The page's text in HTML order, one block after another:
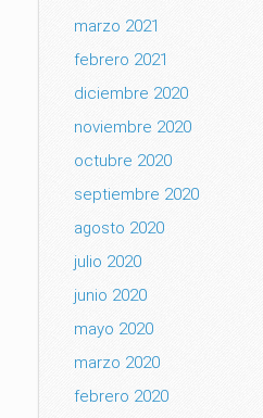
marzo 2021
febrero 2021
diciembre 2020
noviembre 2020
octubre 2020
septiembre 2020
agosto 2020
julio 2020
junio 2020
mayo 2020
marzo 2020
febrero 2020